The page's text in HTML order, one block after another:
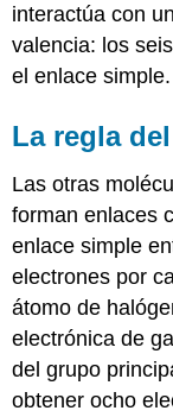
interactúa con
valencia: los
el enlace simple.
La regla
Las otras
forman enlaces
enlace simple
electrones por
átomo de
electrónica de
del grupo
obtener ocho